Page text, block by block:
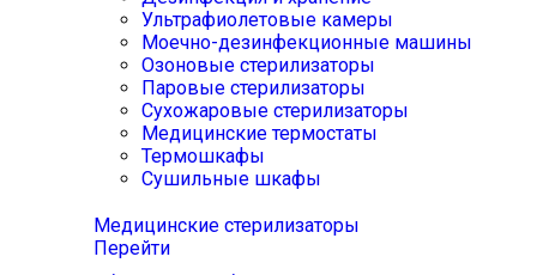
Ультрафиолетовые камеры
Моечно-дезинфекционные машины
Озоновые стерилизаторы
Паровые стерилизаторы
Сухожаровые стерилизаторы
Медицинские термостаты
Термошкафы
Сушильные шкафы
Медицинские стерилизаторы
Перейти